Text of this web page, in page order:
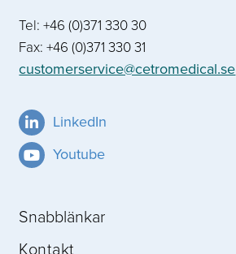
Tel: +46 (0)371 330 30
Fax: +46 (0)371 330 31
customerservice@cetromedical.se
LinkedIn
Youtube
Snabblänkar
Kontakt